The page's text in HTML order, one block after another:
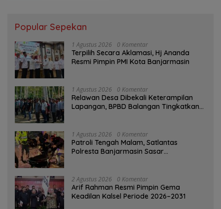
Popular Sepekan
1 Agustus 2026 0 Komentar
‎Terpilih Secara Aklamasi, Hj Ananda
Resmi Pimpin PMI Kota Banjarmasin
1 Agustus 2026 0 Komentar
Relawan Desa Dibekali Keterampilan
Lapangan, BPBD Balangan Tingkatkan
1 Agustus 2026 0 Komentar
Patroli Tengah Malam, Satlantas
Polresta Banjarmasin Sasar
2 Agustus 2026 0 Komentar
Arif Rahman Resmi Pimpin Gema
Keadilan Kalsel Periode 2026–2031